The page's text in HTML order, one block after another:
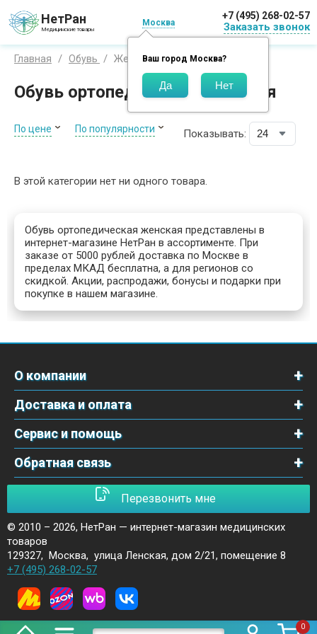
НетРан
Медицинские товары
Москва
Ваш город Москва?
+7 (495) 268-02-57
Заказать звонок
0
Главная Обувь Женская
Обувь ортопедическая женская
По цене По популярности Показывать:
В этой категории нет ни одного товара.
Обувь ортопедическая женская представлены в
интернет-магазине НетРан в ассортименте. При
заказе от 5000 рублей доставка по Москве в
пределах МКАД бесплатна, а для регионов со
скидкой. Акции, распродажи, бонусы и подарки при
покупке в нашем магазине.
О компании
Доставка и оплата
Сервис и помощь
Обратная связь
Перезвонить мне
© 2010 – 2026, НетРан — интернет-магазин медицинских
товаров
129327, Москва, улица Ленская, дом 2/21, помещение 8
+7 (495) 268-02-57